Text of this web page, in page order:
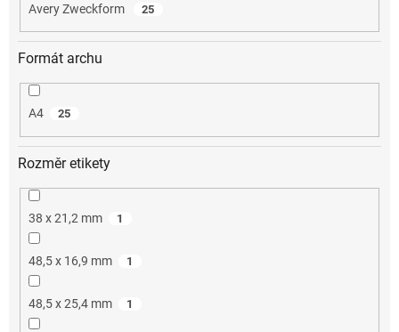
Avery Zweckform 25
Formát archu
A4 25
Rozměr etikety
38 x 21,2 mm 1
48,5 x 16,9 mm 1
48,5 x 25,4 mm 1